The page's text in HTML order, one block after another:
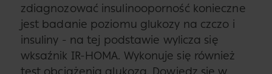
zdiagnozować insulinooporność konieczne
jest badanie poziomu glukozy na czczo i
insuliny - na tej podstawie wylicza się
wksaźnik IR-HOMA. Wykonuje się również